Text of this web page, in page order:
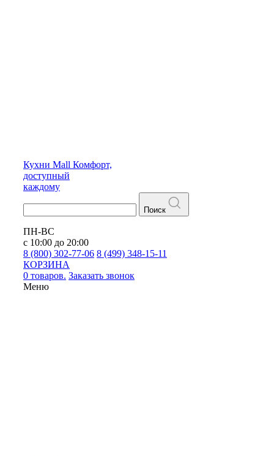
Кухни Mall Комфорт,
доступный
каждому
Поиск
ПН-ВС
с 10:00 до 20:00
8 (800) 302-77-06 8 (499) 348-15-11
КОРЗИНА
0 товаров. Заказать звонок
Меню